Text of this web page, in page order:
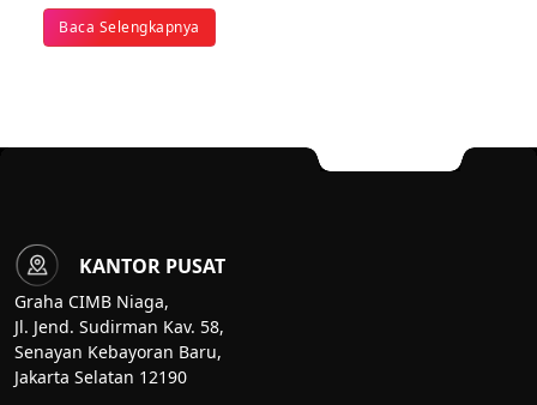
Baca Selengkapnya
KANTOR PUSAT
Graha CIMB Niaga,
Jl. Jend. Sudirman Kav. 58,
Senayan Kebayoran Baru,
Jakarta Selatan 12190